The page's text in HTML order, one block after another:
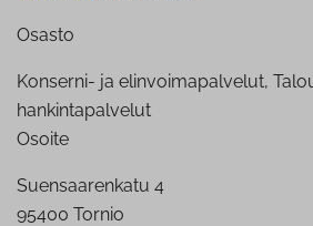
Osasto
Konserni- ja elinvoimapalvelut,
hankintapalvelut
Osoite
Suensaarenkatu 4
95400 Tornio